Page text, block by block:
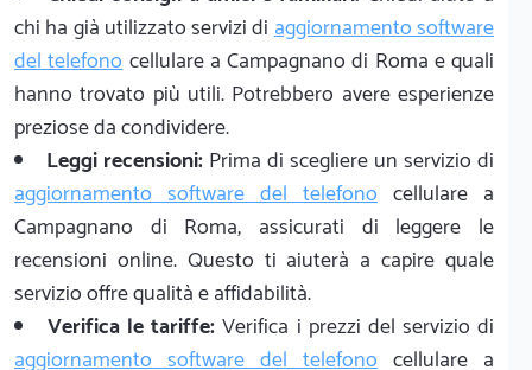
chi ha già utilizzato servizi diaggiornamento software
del telefonocellulare a Campagnano di Roma e quali
hanno trovato più utili. Potrebbero avere esperienze
preziose da condividere.
Leggi recensioni: Prima di scegliere un servizio di
aggiornamento software del telefono cellulare a
Campagnano di Roma, assicurati di leggere le
recensioni online. Questo ti aiuterà a capire quale
servizio offre qualità e affidabilità.
Verifica le tariffe: Verifica i prezzi del servizio di
aggiornamento software del telefono cellulare a